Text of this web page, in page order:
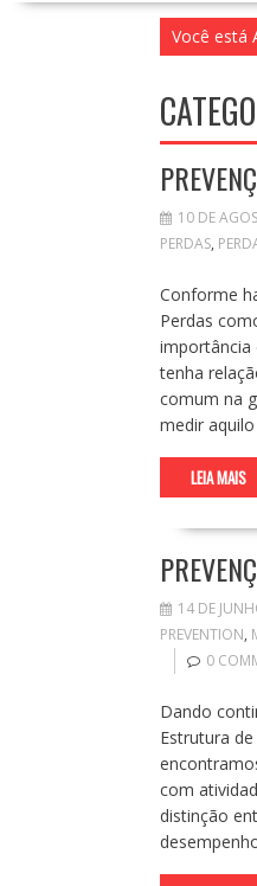
Você está
10 DE
PERDAS,
Conforme
Perdas
importância
tenha
comum na
medir
LEIA MAIS
14 DE
PREVENTION,
0
Dando
Estrutura
com
distinção